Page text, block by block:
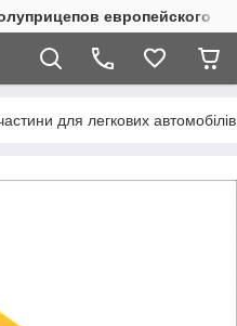
европейского
для легкових автомобілів